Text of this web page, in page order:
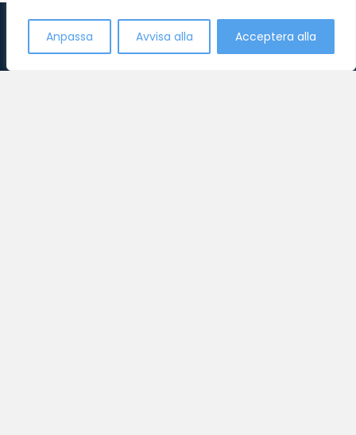
Anpassa Avvisa alla Acceptera alla
Swedish
Kontakta oss